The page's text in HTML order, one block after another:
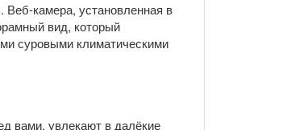
Веб-камера, установленная в
вид, который
суровыми климатическими
вами, увлекают в далёкие